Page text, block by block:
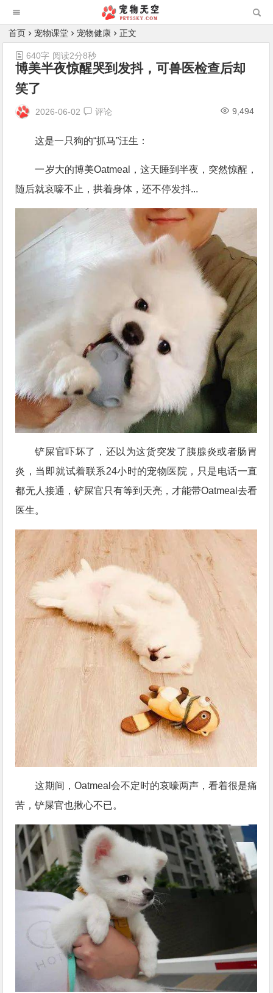
首页 宠物课堂 宠物健康 正文
博美半夜惊醒哭到发抖，可兽医检查后却
笑了
2026-06-02 评论 9,494
640字 阅读2分8秒
这是一只狗的“抓马”汪生：
一岁大的博美Oatmeal，这天睡到半夜，突然惊醒，
随后就哀嚎不止，拱着身体，还不停发抖...
铲屎官吓坏了，还以为这货突发了胰腺炎或者肠胃
炎，当即就试着联系24小时的宠物医院，只是电话一直
都无人接通，铲屎官只有等到天亮，才能带Oatmeal去看
医生。
这期间，Oatmeal会不定时的哀嚎两声，看着很是痛
苦，铲屎官也揪心不已。